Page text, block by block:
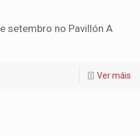
setembro no Pavillón A
Ver máis